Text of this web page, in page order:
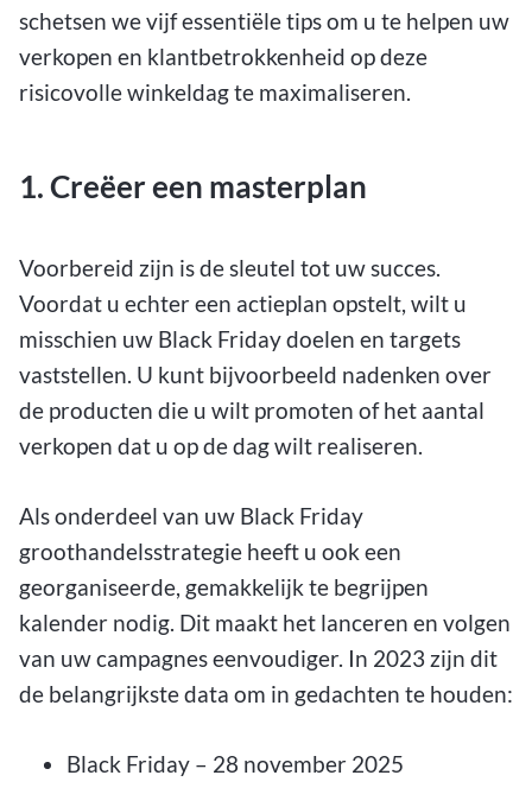
schetsen we vijf essentiële tips om u te helpen uw
verkopen en klantbetrokkenheid op deze
risicovolle winkeldag te maximaliseren.
1. Creëer een masterplan
Voorbereid zijn is de sleutel tot uw succes.
Voordat u echter een actieplan opstelt, wilt u
misschien uw Black Friday doelen en targets
vaststellen. U kunt bijvoorbeeld nadenken over
de producten die u wilt promoten of het aantal
verkopen dat u op de dag wilt realiseren.
Als onderdeel van uw Black Friday
groothandelsstrategie heeft u ook een
georganiseerde, gemakkelijk te begrijpen
kalender nodig. Dit maakt het lanceren en volgen
van uw campagnes eenvoudiger. In 2023 zijn dit
de belangrijkste data om in gedachten te houden:
Black Friday – 28 november 2025